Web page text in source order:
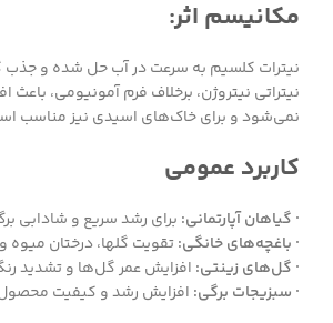
مکانیسم اثر:
نیترات کلسیم به سرعت در آب حل شده و
نمی‌شود و برای خاک‌های اسیدی نیز مناسب
کاربرد عمومی
· گیاهان آپارتمانی: برای رشد سریع و شادابی
· باغچه‌های خانگی:تقویت گلها، درختان میوه
· گل‌های زینتی: افزایش عمر گل‌ها و تشدید
· سبزیجات برگی: افزایش رشد و کیفیت